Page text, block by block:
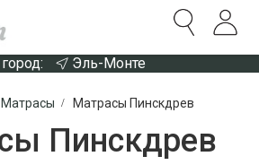
Эль-Монте
Матрасы Матрасы Пинскдрев
Пинскдрев